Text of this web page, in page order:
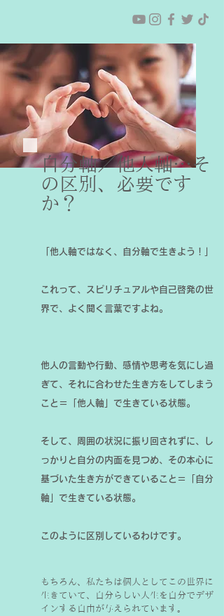
自分軸／他人軸…そ
の区別、必要です
か？
「他人軸ではなく、自分軸で生きよう！」
これって、スピリチュアルや自己啓発の世
界で、よく聞く言葉ですよね。
他人の言動や行動、感情や思考を気にし過
ぎて、それに合わせた生き方をしてしまう
こと＝「他人軸」で生きている状態。
そして、周囲の状況に振り回されずに、し
っかりと自分の内面を見つめ、その本心に
基づいた生き方ができていること＝「自分
軸」で生きている状態。
このように区別しているわけです。
もちろん、私たちは個人としてこの世界に
生きていて、自分らしい人生を自分でデザ
インする自由が与えられています。